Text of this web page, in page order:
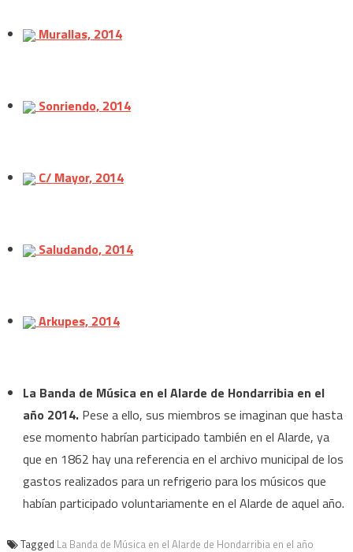
Murallas, 2014
Sonriendo, 2014
C/ Mayor, 2014
Saludando, 2014
Arkupes, 2014
La Banda de Música en el Alarde de Hondarribia en el
año 2014. Pese a ello, sus miembros se imaginan que hasta
ese momento habrían participado también en el Alarde, ya
que en 1862 hay una referencia en el archivo municipal de los
gastos realizados para un refrigerio para los músicos que
habían participado voluntariamente en el Alarde de aquel año.
Tagged La Banda de Música en el Alarde de Hondarribia en el año